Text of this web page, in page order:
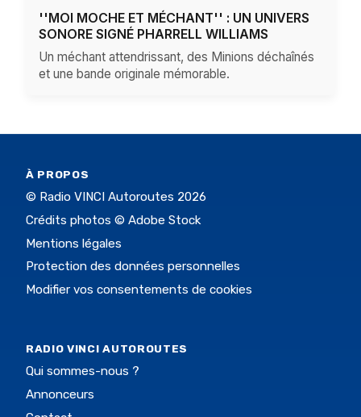
''MOI MOCHE ET MÉCHANT'' : UN UNIVERS
SONORE SIGNÉ PHARRELL WILLIAMS
Un méchant attendrissant, des Minions déchaînés
et une bande originale mémorable.
À PROPOS
© Radio VINCI Autoroutes 2026
Crédits photos © Adobe Stock
Mentions légales
Protection des données personnelles
Modifier vos consentements de cookies
RADIO VINCI AUTOROUTES
Qui sommes-nous ?
Annonceurs